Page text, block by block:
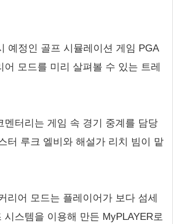
예정인 골프 시뮬레이션 게임 PGA
어 모드를 미리 살펴볼 수 있는 트레
멘터리는 게임 속 경기 중계를 담당
터 루크 엘비와 해설가 리치 빔이 맡
리어 모드는 플레이어가 보다 섬세
시스템을 이용해 만든 MyPLAYER로